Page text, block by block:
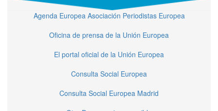
Agenda Europea Asociación Periodistas Europea
Oficina de prensa de la Unión Europea
El portal oficial de la Unión Europea
Consulta Social Europea
Consulta Social Europea Madrid